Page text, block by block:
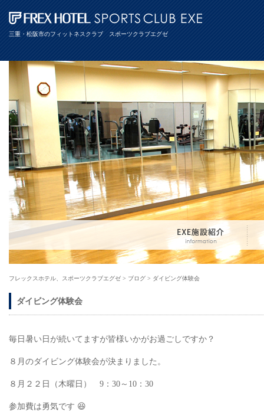
三重・松阪市のフィットネスクラブ スポーツクラブエグゼ
フレックスホテル、スポーツクラブエグゼ > ブログ > ダイビング体験会
ダイビング体験会
毎日暑い日が続いてますが皆様いかがお過ごしですか？
８月のダイビング体験会が決まりました。
８月２２日（木曜日） 9：30～10：30
参加費は勇気です 😆